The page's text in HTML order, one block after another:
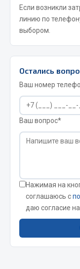
Масла
Охладжающие
Технические
Весь раздел
МЕТИЗЫ
Болты
Гайки
Кольца стопорные
Пружины
Весь раздел
Если возникли
линию по
выбором.
Остались
Ваш номер
Ваш вопрос*
Нажимая на
соглашаюсь с
даю согласие на